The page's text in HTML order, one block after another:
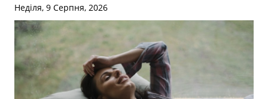
Неділя, 9 Серпня, 2026